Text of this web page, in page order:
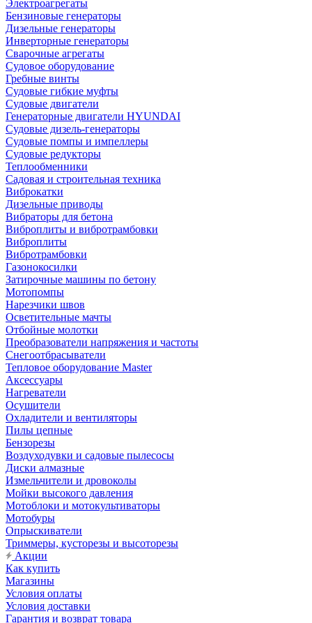
Электроагрегаты
Бензиновые генераторы
Дизельные генераторы
Инверторные генераторы
Сварочные агрегаты
Судовое оборудование
Гребные винты
Судовые гибкие муфты
Судовые двигатели
Генераторные двигатели HYUNDAI
Судовые дизель-генераторы
Судовые помпы и импеллеры
Судовые редукторы
Теплообменники
Садовая и строительная техника
Виброкатки
Дизельные приводы
Вибраторы для бетона
Виброплиты и вибротрамбовки
Виброплиты
Вибротрамбовки
Газонокосилки
Затирочные машины по бетону
Мотопомпы
Нарезчики швов
Осветительные мачты
Отбойные молотки
Преобразователи напряжения и частоты
Снегоотбрасыватели
Тепловое оборудование Master
Аксессуары
Нагреватели
Осушители
Охладители и вентиляторы
Пилы цепные
Бензорезы
Воздуходувки и садовые пылесосы
Диски алмазные
Измельчители и дровоколы
Мойки высокого давления
Мотоблоки и мотокультиваторы
Мотобуры
Опрыскиватели
Триммеры, кусторезы и высоторезы
Акции
Как купить
Магазины
Условия оплаты
Условия доставки
Гарантия и возврат товара